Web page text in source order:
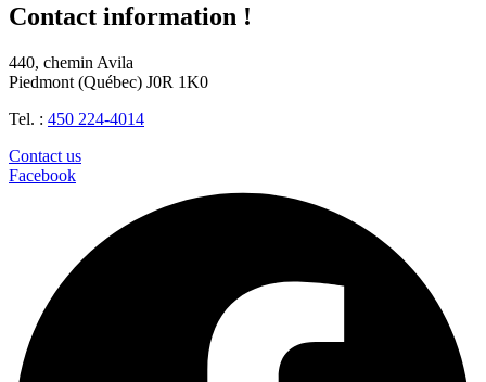
Contact information !
440, chemin Avila
Piedmont (Québec) J0R 1K0
Tel. : 450 224-4014
Contact us
Facebook